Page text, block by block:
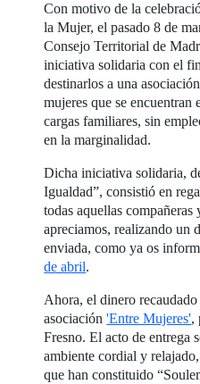
Con motivo de la
la Mujer, el pasado 8 de
Consejo Territorial de
iniciativa solidaria con el
destinarlos a una
mujeres que se
cargas familiares, sin
en la marginalidad.
Dicha iniciativa solidaria,
Igualdad”, consistió en
todas aquellas
apreciamos, realizando un
enviada, como ya os
de abril.
Ahora, el dinero recaudado
asociación'Entre Mujeres',
Fresno. El acto de entrega
ambiente cordial y
que han constituido